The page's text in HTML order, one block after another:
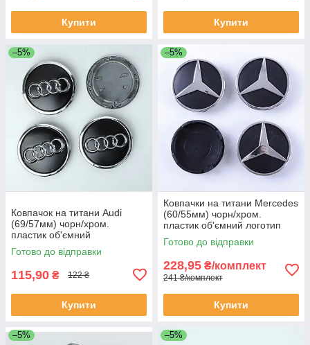
Купити Купити
–5%
Ковпачок на титани Audi
(69/57мм) чорн/хром.
пластик об'ємний
логотип+кільцо (1шт)
Готово до відправки
115,90 ₴ 122 ₴
Купити
–5%
Ковпачки на титани Mercedes
(60/55мм) чорн/хром.
пластик об'ємний логотип
(4шт)
Готово до відправки
228,95 ₴/комплект
241 ₴/комплект
Купити
–5% –5%